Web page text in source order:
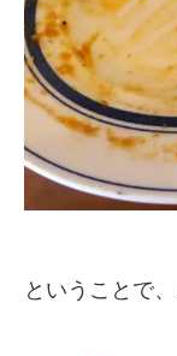
ということで